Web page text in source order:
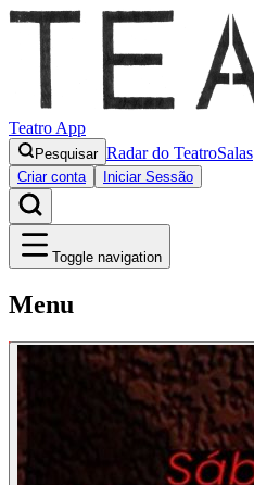
Teatro App
Pesquisar Radar do TeatroSalas
Criar conta Iniciar Sessão
Toggle navigation
Menu